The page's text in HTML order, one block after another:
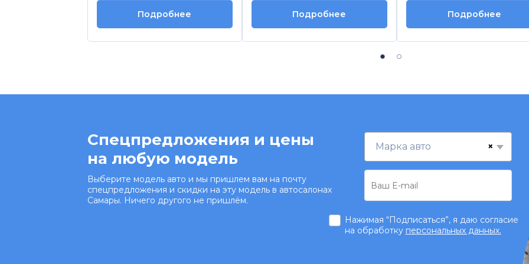
Подробнее Подробнее Подробнее
Спецпредложения и цены
на любую модель
Выберите модель авто и мы пришлем вам на почту
спецпредложения и скидки на эту модель в автосалонах
Самары. Ничего другого не пришлём.
×
Марка авто
Нажимая “Подписаться”, я даю согласие
на обработку персональных данных.